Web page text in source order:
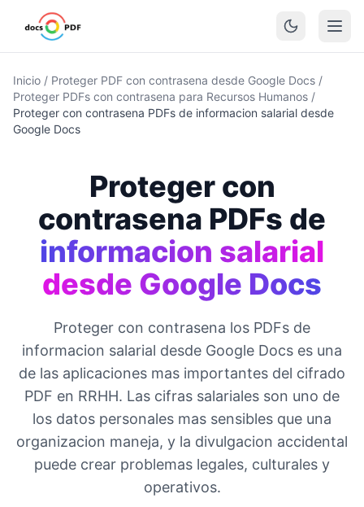
Inicio / Proteger PDF con contrasena desde Google Docs /
Proteger PDFs con contrasena para Recursos Humanos /
Proteger con contrasena PDFs de informacion salarial desde
Google Docs
Proteger con
contrasena PDFs de
informacion salarial
desde Google Docs
Proteger con contrasena los PDFs de
informacion salarial desde Google Docs es una
de las aplicaciones mas importantes del cifrado
PDF en RRHH. Las cifras salariales son uno de
los datos personales mas sensibles que una
organizacion maneja, y la divulgacion accidental
puede crear problemas legales, culturales y
operativos.